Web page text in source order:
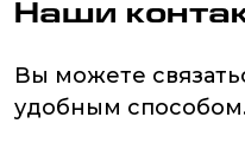
Наши
Вы можете
удобным